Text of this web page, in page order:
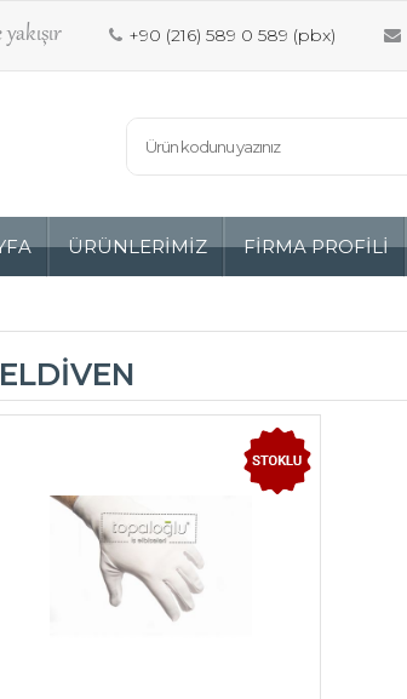
+90 (216) 589 0 589 (pbx)
ÜRÜNLERİMİZ FİRMA PROFİLİ
ELDİVEN